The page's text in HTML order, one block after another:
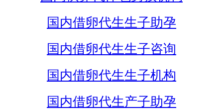
国内借卵代生生子助孕
国内借卵代生生子咨询
国内借卵代生生子机构
国内借卵代生产子助孕